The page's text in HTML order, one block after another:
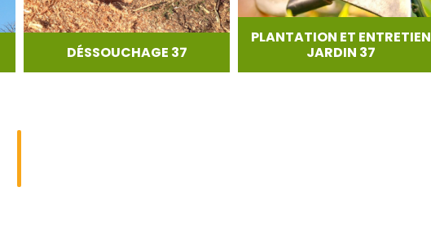
DÉSSOUCHAGE 37
PLANTATION ET ENTRETIEN
JARDIN 37